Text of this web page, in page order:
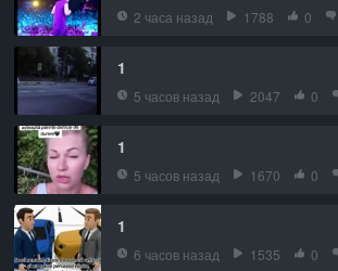
2 часа назад 1788 0
1
5 часов назад 2047 0
1
5 часов назад 1670 0
1
6 часов назад 1535 0